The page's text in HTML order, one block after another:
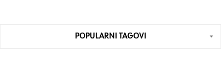
POPULARNI TAGOVI